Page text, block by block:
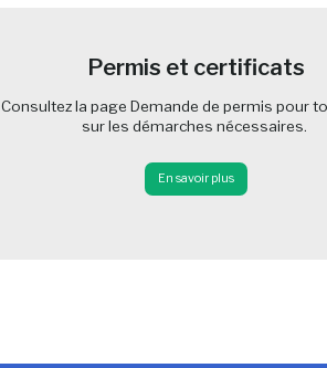
Permis et certificats
Consultez la page Demande de permis pour
sur les démarches nécessaires.
En savoir plus